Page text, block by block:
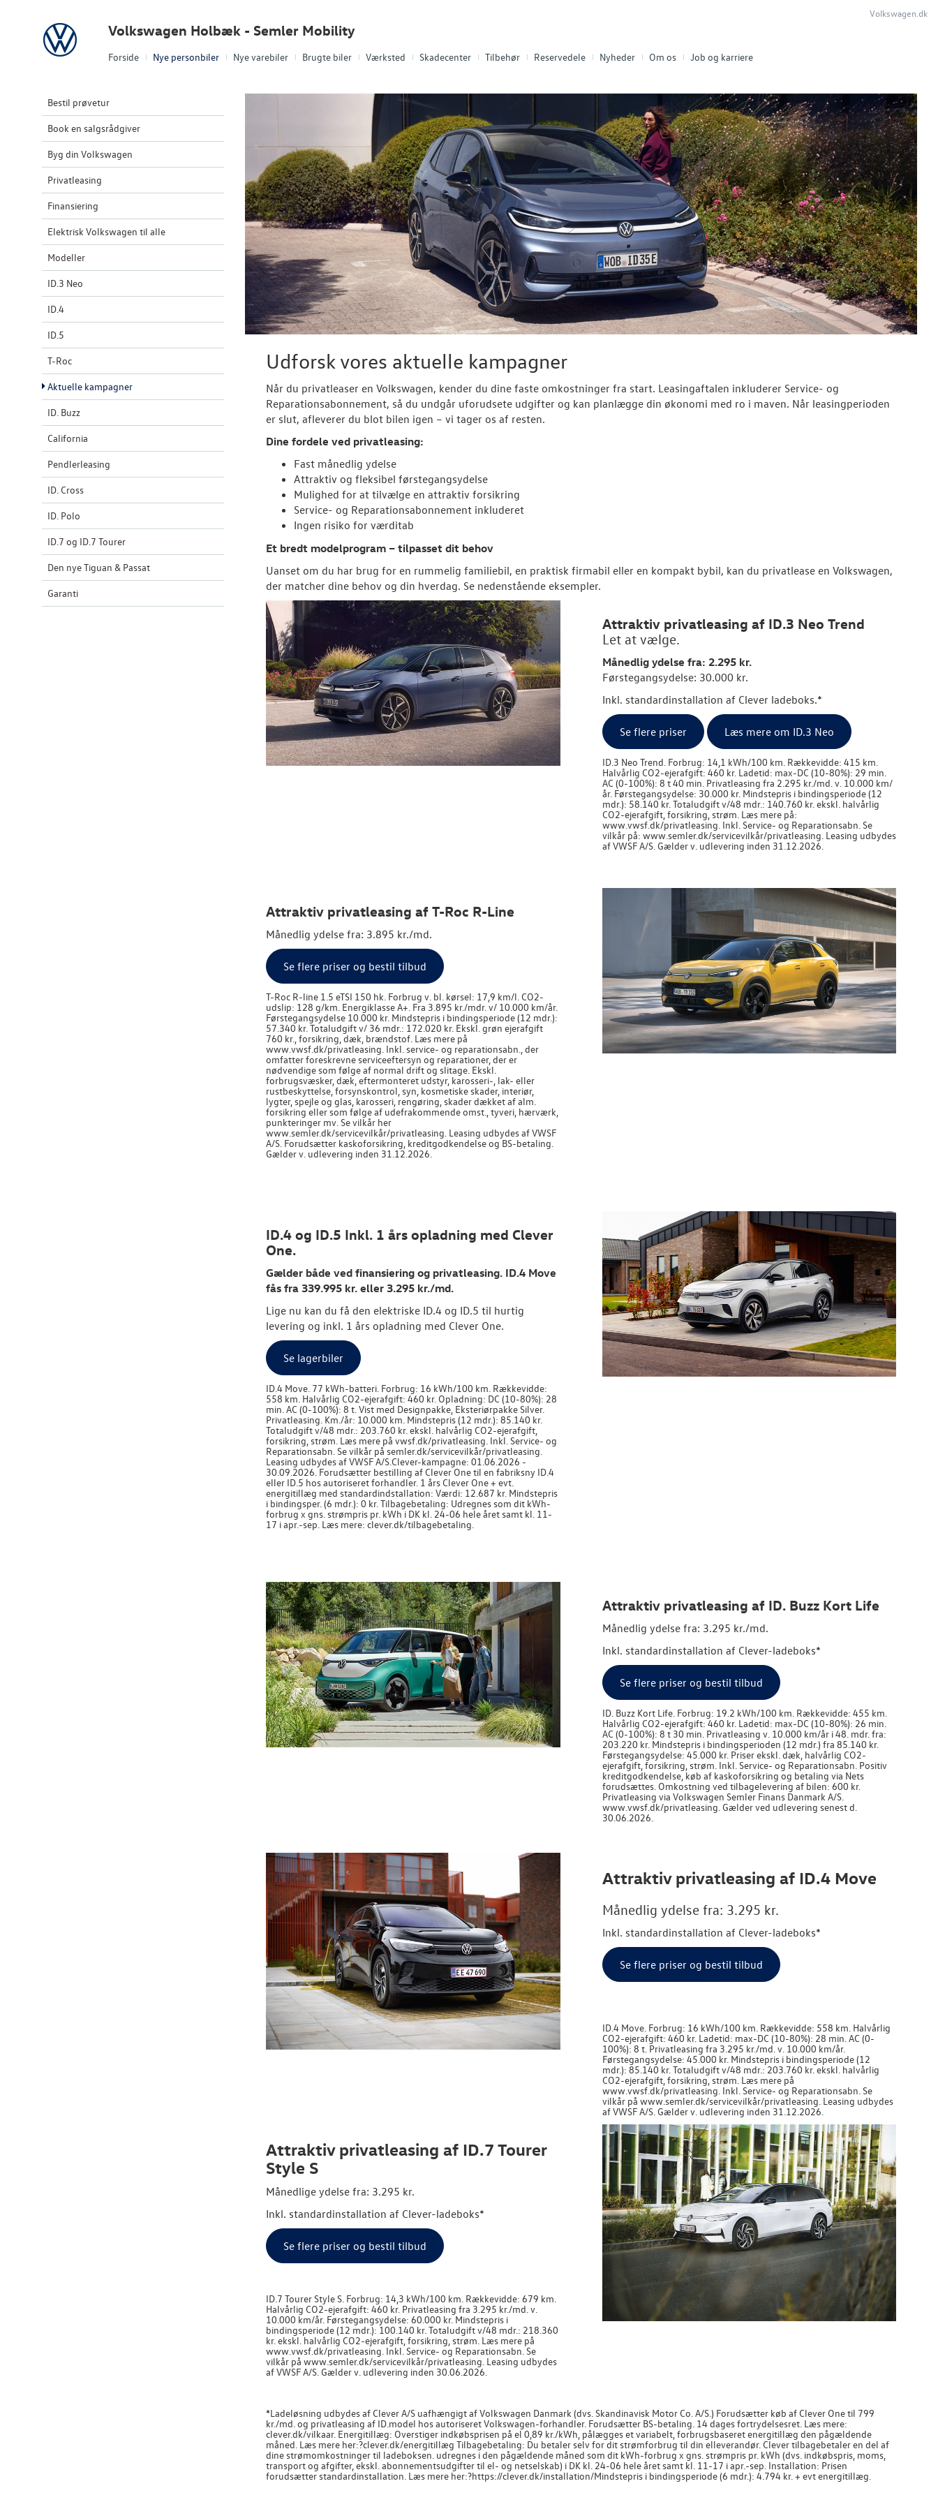
Forside Nye personbiler Nye varebiler Brugte biler Værksted Skadecenter Tilbehør Reservedele Nyheder Om os Job og karriere
Volkswagen Volkswagen Holbæk - Semler Mobility
Volkswagen.dk
Bestil prøvetur
Book en salgsrådgiver
Byg din Volkswagen
Privatleasing
Finansiering
Elektrisk Volkswagen til alle
Modeller
ID.3 Neo
ID.4
ID.5
T-Roc
Aktuelle kampagner
ID. Buzz
California
Pendlerleasing
ID. Cross
ID. Polo
ID.7 og ID.7 Tourer
Den nye Tiguan & Passat
Garanti
Udforsk vores aktuelle kampagner
Når du privatleaser en Volkswagen, kender du dine faste omkostninger fra start. Leasingaftalen inkluderer Service- og
Reparationsabonnement, så du undgår uforudsete udgifter og kan planlægge din økonomi med ro i maven. Når leasingperioden
er slut, afleverer du blot bilen igen – vi tager os af resten.
Dine fordele ved privatleasing:
Fast månedlig ydelse
Attraktiv og fleksibel førstegangsydelse
Mulighed for at tilvælge en attraktiv forsikring
Service- og Reparationsabonnement inkluderet
Ingen risiko for værditab
Et bredt modelprogram – tilpasset dit behov
Uanset om du har brug for en rummelig familiebil, en praktisk firmabil eller en kompakt bybil, kan du privatlease en Volkswagen,
der matcher dine behov og din hverdag. Se nedenstående eksempler.
Attraktiv privatleasing af ID.3 Neo Trend
Let at vælge.
Månedlig ydelse fra: 2.295 kr.
Førstegangsydelse: 30.000 kr.
Inkl. standardinstallation af Clever ladeboks.*
Se flere priser Læs mere om ID.3 Neo
ID.3 Neo Trend. Forbrug: 14,1 kWh/100 km. Rækkevidde: 415 km.
Halvårlig CO2-ejerafgift: 460 kr. Ladetid: max-DC (10-80%): 29 min.
AC (0-100%): 8 t 40 min. Privatleasing fra 2.295 kr./md. v. 10.000 km/
år. Førstegangsydelse: 30.000 kr. Mindstepris i bindingsperiode (12
mdr.): 58.140 kr. Totaludgift v/48 mdr.: 140.760 kr. ekskl. halvårlig
CO2-ejerafgift, forsikring, strøm. Læs mere på:
www.vwsf.dk/privatleasing. Inkl. Service- og Reparationsabn. Se
vilkår på: www.semler.dk/servicevilkår/privatleasing. Leasing udbydes
af VWSF A/S. Gælder v. udlevering inden 31.12.2026.
Attraktiv privatleasing af T-Roc R-Line
Månedlig ydelse fra: 3.895 kr./md.
Se flere priser og bestil tilbud
T-Roc R-line 1.5 eTSI 150 hk. Forbrug v. bl. kørsel: 17,9 km/l. CO2-
udslip: 128 g/km. Energiklasse A+. Fra 3.895 kr./mdr. v/ 10.000 km/år.
Førstegangsydelse 10.000 kr. Mindstepris i bindingsperiode (12 mdr.):
57.340 kr. Totaludgift v/ 36 mdr.: 172.020 kr. Ekskl. grøn ejerafgift
760 kr., forsikring, dæk, brændstof. Læs mere på
www.vwsf.dk/privatleasing. Inkl. service- og reparationsabn., der
omfatter foreskrevne serviceeftersyn og reparationer, der er
nødvendige som følge af normal drift og slitage. Ekskl.
forbrugsvæsker, dæk, eftermonteret udstyr, karosseri-, lak- eller
rustbeskyttelse, forsynskontrol, syn, kosmetiske skader, interiør,
lygter, spejle og glas, karosseri, rengøring, skader dækket af alm.
forsikring eller som følge af udefrakommende omst., tyveri, hærværk,
punkteringer mv. Se vilkår her
www.semler.dk/servicevilkår/privatleasing. Leasing udbydes af VWSF
A/S. Forudsætter kaskoforsikring, kreditgodkendelse og BS-betaling.
Gælder v. udlevering inden 31.12.2026.
ID.4 og ID.5 Inkl. 1 års opladning med Clever
One.
Gælder både ved finansiering og privatleasing. ID.4 Move
fås fra 339.995 kr. eller 3.295 kr./md.
Lige nu kan du få den elektriske ID.4 og ID.5 til hurtig
levering og inkl. 1 års opladning med Clever One.
Se lagerbiler
ID.4 Move. 77 kWh-batteri. Forbrug: 16 kWh/100 km. Rækkevidde:
558 km. Halvårlig CO2-ejerafgift: 460 kr. Opladning: DC (10-80%): 28
min. AC (0-100%): 8 t. Vist med Designpakke, Eksteriørpakke Silver.
Privatleasing. Km./år: 10.000 km. Mindstepris (12 mdr.): 85.140 kr.
Totaludgift v/48 mdr.: 203.760 kr. ekskl. halvårlig CO2-ejerafgift,
forsikring, strøm. Læs mere på vwsf.dk/privatleasing. Inkl. Service- og
Reparationsabn. Se vilkår på semler.dk/servicevilkår/privatleasing.
Leasing udbydes af VWSF A/S.Clever-kampagne: 01.06.2026 -
30.09.2026. Forudsætter bestilling af Clever One til en fabriksny ID.4
eller ID.5 hos autoriseret forhandler. 1 års Clever One + evt.
energitillæg med standardindstallation: Værdi: 12.687 kr. Mindstepris
i bindingsper. (6 mdr.): 0 kr. Tilbagebetaling: Udregnes som dit kWh-
forbrug x gns. strømpris pr. kWh i DK kl. 24-06 hele året samt kl. 11-
17 i apr.-sep. Læs mere: clever.dk/tilbagebetaling.
Attraktiv privatleasing af ID. Buzz Kort Life
Månedlig ydelse fra: 3.295 kr./md.
Inkl. standardinstallation af Clever-ladeboks*
Se flere priser og bestil tilbud
ID. Buzz Kort Life. Forbrug: 19.2 kWh/100 km. Rækkevidde: 455 km.
Halvårlig CO2-ejerafgift: 460 kr. Ladetid: max-DC (10-80%): 26 min.
AC (0-100%): 8 t 30 min. Privatleasing v. 10.000 km/år i 48. mdr. fra:
203.220 kr. Mindstepris i bindingsperioden (12 mdr.) fra 85.140 kr.
Førstegangsydelse: 45.000 kr. Priser ekskl. dæk, halvårlig CO2-
ejerafgift, forsikring, strøm. Inkl. Service- og Reparationsabn. Positiv
kreditgodkendelse, køb af kaskoforsikring og betaling via Nets
forudsættes. Omkostning ved tilbagelevering af bilen: 600 kr.
Privatleasing via Volkswagen Semler Finans Danmark A/S.
www.vwsf.dk/privatleasing. Gælder ved udlevering senest d.
30.06.2026.
Attraktiv privatleasing af ID.4 Move
Månedlig ydelse fra: 3.295 kr.
Inkl. standardinstallation af Clever-ladeboks*
Se flere priser og bestil tilbud
ID.4 Move. Forbrug: 16 kWh/100 km. Rækkevidde: 558 km. Halvårlig
CO2-ejerafgift: 460 kr. Ladetid: max-DC (10-80%): 28 min. AC (0-
100%): 8 t. Privatleasing fra 3.295 kr./md. v. 10.000 km/år.
Førstegangsydelse: 45.000 kr. Mindstepris i bindingsperiode (12
mdr.): 85.140 kr. Totaludgift v/48 mdr.: 203.760 kr. ekskl. halvårlig
CO2-ejerafgift, forsikring, strøm. Læs mere på
www.vwsf.dk/privatleasing. Inkl. Service- og Reparationsabn. Se
vilkår på www.semler.dk/servicevilkår/privatleasing. Leasing udbydes
af VWSF A/S. Gælder v. udlevering inden 31.12.2026.
Attraktiv privatleasing af ID.7 Tourer
Style S
Månedlige ydelse fra: 3.295 kr.
Inkl. standardinstallation af Clever-ladeboks*
Se flere priser og bestil tilbud
ID.7 Tourer Style S. Forbrug: 14,3 kWh/100 km. Rækkevidde: 679 km.
Halvårlig CO2-ejerafgift: 460 kr. Privatleasing fra 3.295 kr./md. v.
10.000 km/år. Førstegangsydelse: 60.000 kr. Mindstepris i
bindingsperiode (12 mdr.): 100.140 kr. Totaludgift v/48 mdr.: 218.360
kr. ekskl. halvårlig CO2-ejerafgift, forsikring, strøm. Læs mere på
www.vwsf.dk/privatleasing. Inkl. Service- og Reparationsabn. Se
vilkår på www.semler.dk/servicevilkår/privatleasing. Leasing udbydes
af VWSF A/S. Gælder v. udlevering inden 30.06.2026.
*Ladeløsning udbydes af Clever A/S uafhængigt af Volkswagen Danmark (dvs. Skandinavisk Motor Co. A/S.) Forudsætter køb af Clever One til 799
kr./md. og privatleasing af ID.model hos autoriseret Volkswagen-forhandler. Forudsætter BS-betaling. 14 dages fortrydelsesret. Læs mere:
clever.dk/vilkaar. Energitillæg: Overstiger indkøbsprisen på el 0,89 kr./kWh, pålægges et variabelt, forbrugsbaseret energitillæg den pågældende
måned. Læs mere her:?clever.dk/energitillæg Tilbagebetaling: Du betaler selv for dit strømforbrug til din elleverandør. Clever tilbagebetaler en del af
dine strømomkostninger til ladeboksen. udregnes i den pågældende måned som dit kWh-forbrug x gns. strømpris pr. kWh (dvs. indkøbspris, moms,
transport og afgifter, ekskl. abonnementsudgifter til el- og netselskab) i DK kl. 24-06 hele året samt kl. 11-17 i apr.-sep. Installation: Prisen
forudsætter standardinstallation. Læs mere her:?https://clever.dk/installation/Mindstepris i bindingsperiode (6 mdr.): 4.794 kr. + evt energitillæg.